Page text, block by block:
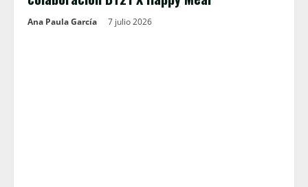
Ana Paula García 7 julio 2026